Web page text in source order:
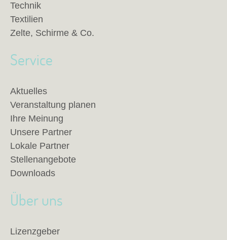
Technik
Textilien
Zelte, Schirme & Co.
Service
Aktuelles
Veranstaltung planen
Ihre Meinung
Unsere Partner
Lokale Partner
Stellenangebote
Downloads
Über uns
Lizenzgeber